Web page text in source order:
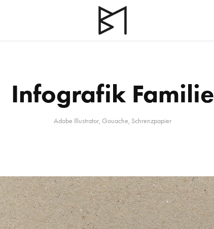
Infografik Familie
Adobe Illustrator, Gouache, Schrenzpapier